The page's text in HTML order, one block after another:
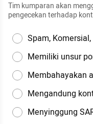
Tim kumparan akan
pengecekan terhadap
Spam,
Memiliki unsur
Membahayakan
Mengandung
Menyinggung